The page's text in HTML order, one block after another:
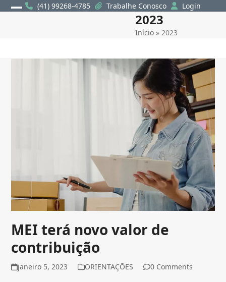
Skip
(41) 99268-4785 Trabalhe Conosco Login
2023
Início »2023
MEI terá novo valor de
contribuição
janeiro 5, 2023 ORIENTAÇÕES 0 Comments